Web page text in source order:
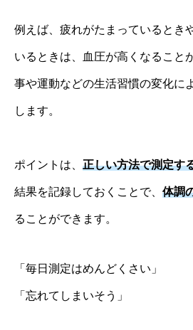
例えば、疲れがたまっているとき
いるときは、血圧が高くなること
事や運動などの生活習慣の変化に
します。
ポイントは、 正しい方法で測定す
結果を記録しておくことで、 体調
ることができます。
「毎日測定はめんどくさい」
「忘れてしまいそう」